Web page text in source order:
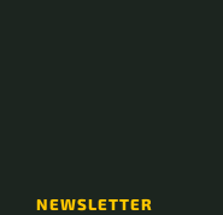
NEWSLETTER